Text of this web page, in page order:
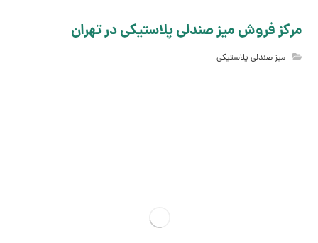
مرکز فروش میز صندلي پلاستیکي در تهران
میز صندلی پلاستیکی